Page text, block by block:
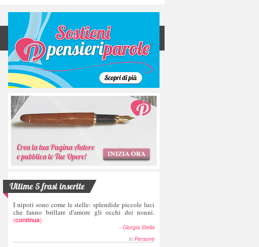
Ultime 5 frasi inserite
I nipoti sono come le stelle: splendide piccole luci
che fanno brillare d'amore gli occhi dei nonni.
(continua)
--Giorgia Stella
in Persone